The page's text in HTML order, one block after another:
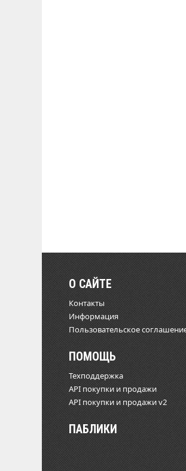
О САЙТЕ
Контакты
Информация
Пользовательское
ПОМОЩЬ
Техподдержка
API покупки и продажи
API покупки и продажи v2
ПАБЛИКИ